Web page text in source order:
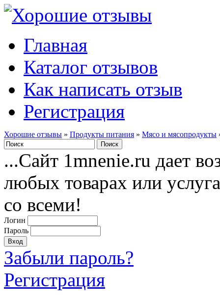
Главная
Каталог отзывов
Как написать отзыв
Регистрация
Хорошие отзывы » Продукты питания » Мясо и мясопродукты
...Сайт 1mnenie.ru дает
любых товарах или
со всеми!
Логин
Пароль
Забыли пароль?
Регистрация